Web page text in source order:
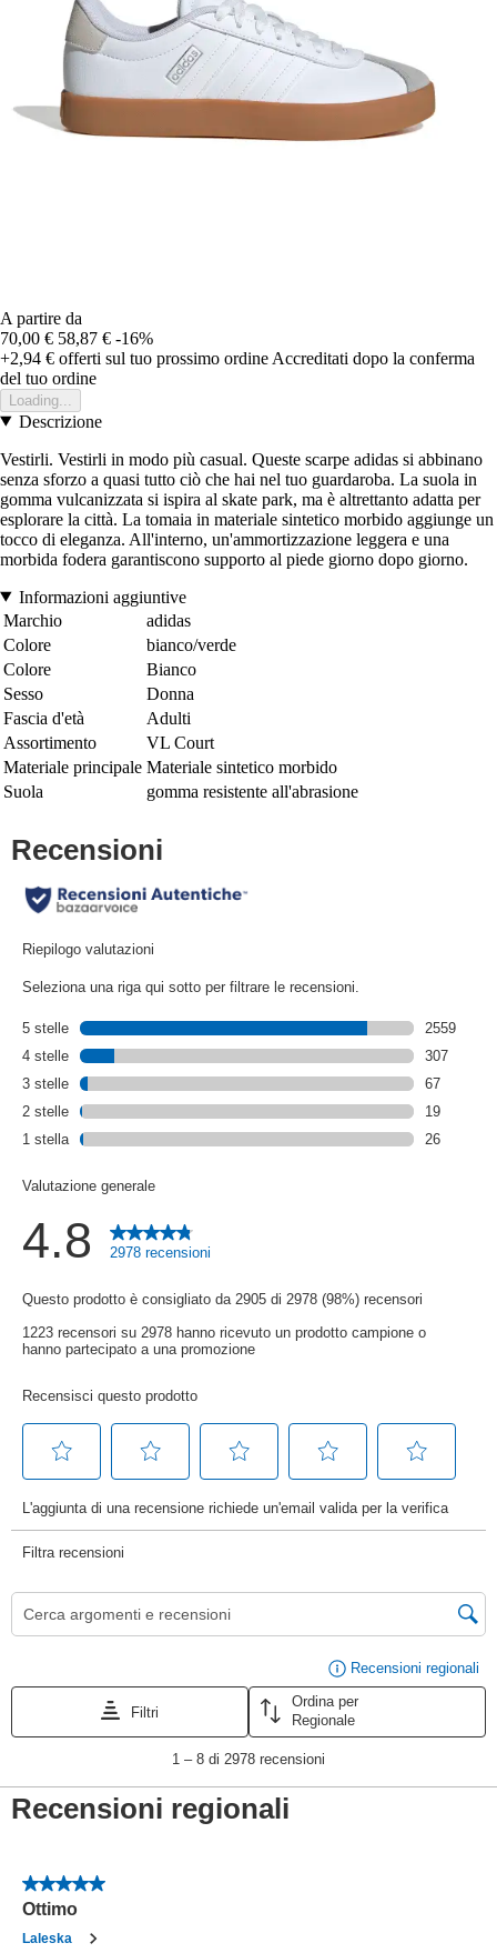
A partire da
70,00 € 58,87 € -16%
+2,94 € offerti sul tuo prossimo ordine Accreditati dopo la conferma
del tuo ordine
Loading...
Descrizione
Vestirli. Vestirli in modo più casual. Queste scarpe adidas si abbinano
senza sforzo a quasi tutto ciò che hai nel tuo guardaroba. La suola in
gomma vulcanizzata si ispira al skate park, ma è altrettanto adatta per
esplorare la città. La tomaia in materiale sintetico morbido aggiunge un
tocco di eleganza. All'interno, un'ammortizzazione leggera e una
morbida fodera garantiscono supporto al piede giorno dopo giorno.
Informazioni aggiuntive
Marchio
adidas
Colore
bianco/verde
Colore
Bianco
Sesso
Donna
Fascia d'età
Adulti
Assortimento
VL Court
Materiale principale Materiale sintetico morbido
Suola
gomma resistente all'abrasione